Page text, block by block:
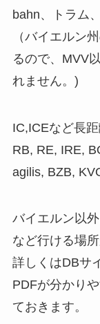
bahn、トラム
（バイエルン
るので、MVV
れません。)
IC,ICEなど長
RB, RE, IRE,
agilis, BZB,
バイエルン以
など行ける場所
詳しくはDBサ
PDFが分かり
ておきます。